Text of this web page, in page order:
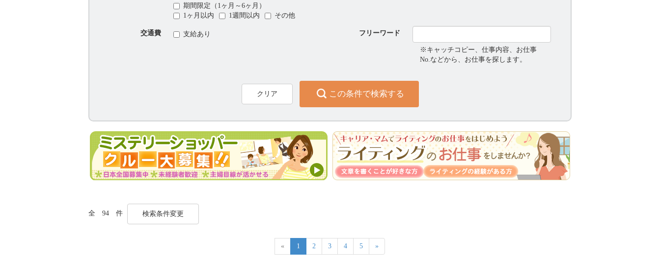
期間限定（1ヶ月～6ヶ月）
1ヶ月以内
1週間以内 その他
交通費 支給あり フリーワード
※キャッチコピー、仕事内容、お仕事
No.などから、お仕事を探します。
クリア この条件で検索する
全 94 件 検索条件変更
« 1 2 3 4 5 »